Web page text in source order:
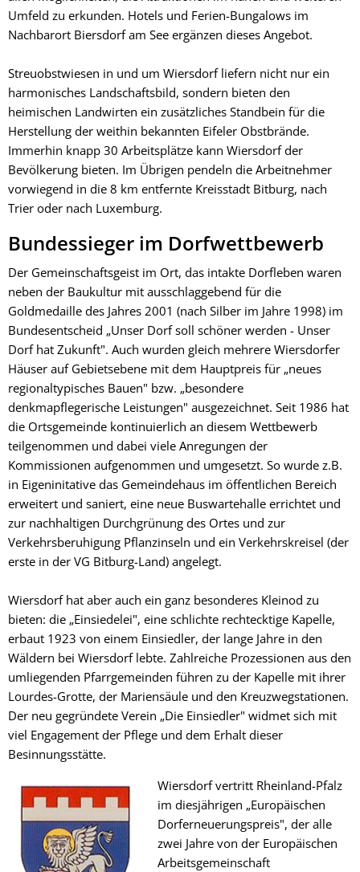
Umfeld zu erkunden. Hotels und Ferien-Bungalows im
Nachbarort Biersdorf am See ergänzen dieses Angebot.
Streuobstwiesen in und um Wiersdorf liefern nicht nur ein
harmonisches Landschaftsbild, sondern bieten den
heimischen Landwirten ein zusätzliches Standbein für die
Herstellung der weithin bekannten Eifeler Obstbrände.
Immerhin knapp 30 Arbeitsplätze kann Wiersdorf der
Bevölkerung bieten. Im Übrigen pendeln die Arbeitnehmer
vorwiegend in die 8 km entfernte Kreisstadt Bitburg, nach
Trier oder nach Luxemburg.
Bundessieger im Dorfwettbewerb
Der Gemeinschaftsgeist im Ort, das intakte Dorfleben waren
neben der Baukultur mit ausschlaggebend für die
Goldmedaille des Jahres 2001 (nach Silber im Jahre 1998) im
Bundesentscheid „Unser Dorf soll schöner werden - Unser
Dorf hat Zukunft". Auch wurden gleich mehrere Wiersdorfer
Häuser auf Gebietsebene mit dem Hauptpreis für „neues
regionaltypisches Bauen" bzw. „besondere
denkmapflegerische Leistungen" ausgezeichnet. Seit 1986 hat
die Ortsgemeinde kontinuierlich an diesem Wettbewerb
teilgenommen und dabei viele Anregungen der
Kommissionen aufgenommen und umgesetzt. So wurde z.B.
in Eigeninitative das Gemeindehaus im öffentlichen Bereich
erweitert und saniert, eine neue Buswartehalle errichtet und
zur nachhaltigen Durchgrünung des Ortes und zur
Verkehrsberuhigung Pflanzinseln und ein Verkehrskreisel (der
erste in der VG Bitburg-Land) angelegt.
Wiersdorf hat aber auch ein ganz besonderes Kleinod zu
bieten: die „Einsiedelei", eine schlichte rechtecktige Kapelle,
erbaut 1923 von einem Einsiedler, der lange Jahre in den
Wäldern bei Wiersdorf lebte. Zahlreiche Prozessionen aus den
umliegenden Pfarrgemeinden führen zu der Kapelle mit ihrer
Lourdes-Grotte, der Mariensäule und den Kreuzwegstationen.
Der neu gegründete Verein „Die Einsiedler" widmet sich mit
viel Engagement der Pflege und dem Erhalt dieser
Besinnungsstätte.
Wiersdorf vertritt Rheinland-Pfalz
im diesjährigen „Europäischen
Dorferneuerungspreis", der alle
zwei Jahre von der Europäischen
Arbeitsgemeinschaft